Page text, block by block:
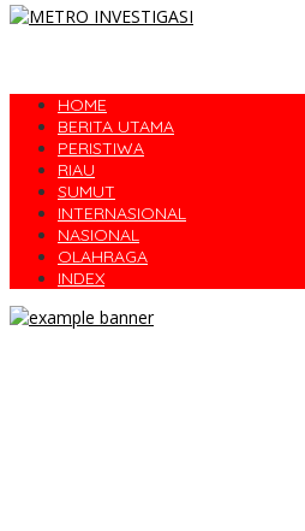
HOME
BERITA UTAMA
PERISTIWA
RIAU
SUMUT
INTERNASIONAL
NASIONAL
OLAHRAGA
INDEX